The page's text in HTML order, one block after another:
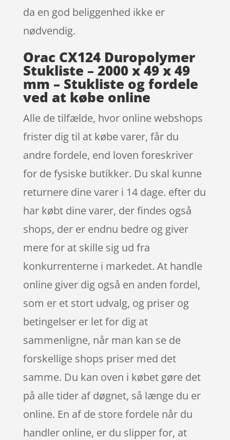
da en god beliggenhed ikke er
nødvendig.
Orac CX124 Duropolymer
Stukliste – 2000 x 49 x 49
mm – Stukliste og fordele
ved at købe online
Alle de tilfælde, hvor online webshops
frister dig til at købe varer, får du
andre fordele, end loven foreskriver
for de fysiske butikker. Du skal kunne
returnere dine varer i 14 dage. efter du
har købt dine varer, der findes også
shops, der er endnu bedre og giver
mere for at skille sig ud fra
konkurrenterne i markedet. At handle
online giver dig også en anden fordel,
som er et stort udvalg, og priser og
betingelser er let for dig at
sammenligne, når man kan se de
forskellige shops priser med det
samme. Du kan oven i købet gøre det
på alle tider af døgnet, så længe du er
online. En af de store fordele når du
handler online, er du slipper for, at